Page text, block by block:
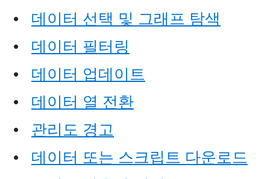
•
데이터 선택 및 그래프 탐색
•
데이터 필터링
•
데이터 업데이트
•
데이터 열 전환
•
관리도 경고
•
데이터 또는 스크립트 다운로드